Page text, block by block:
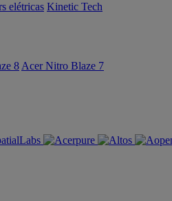
elétricas Kinetic Tech
8 Acer Nitro Blaze 7